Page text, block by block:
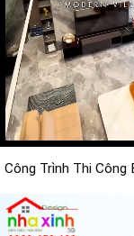
Công Trình Thi Công